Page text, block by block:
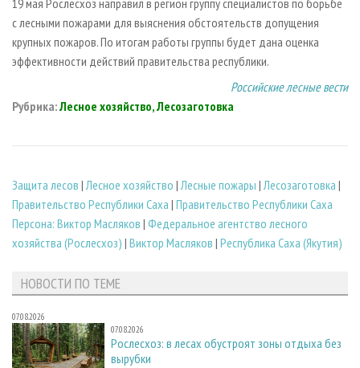
с лесными пожарами для выяснения обстоятельств допущения
крупных пожаров. По итогам работы группы будет дана оценка
эффективности действий правительства республики.
Российские лесные вести
Рубрика:Лесное хозяйство, Лесозаготовка
Защита лесов |Лесное хозяйство |Лесные пожары |Лесозаготовка |
Правительство Республики Саха | Правительство Республики Саха
Персона: Виктор Масляков | Федеральное агентство лесного
хозяйства (Рослесхоз) | Виктор Масляков | Республика Саха (Якутия)
НОВОСТИ ПО ТЕМЕ
07.08.2026
07.08.2026
Рослесхоз: в лесах обустроят зоны отдыха без
вырубки